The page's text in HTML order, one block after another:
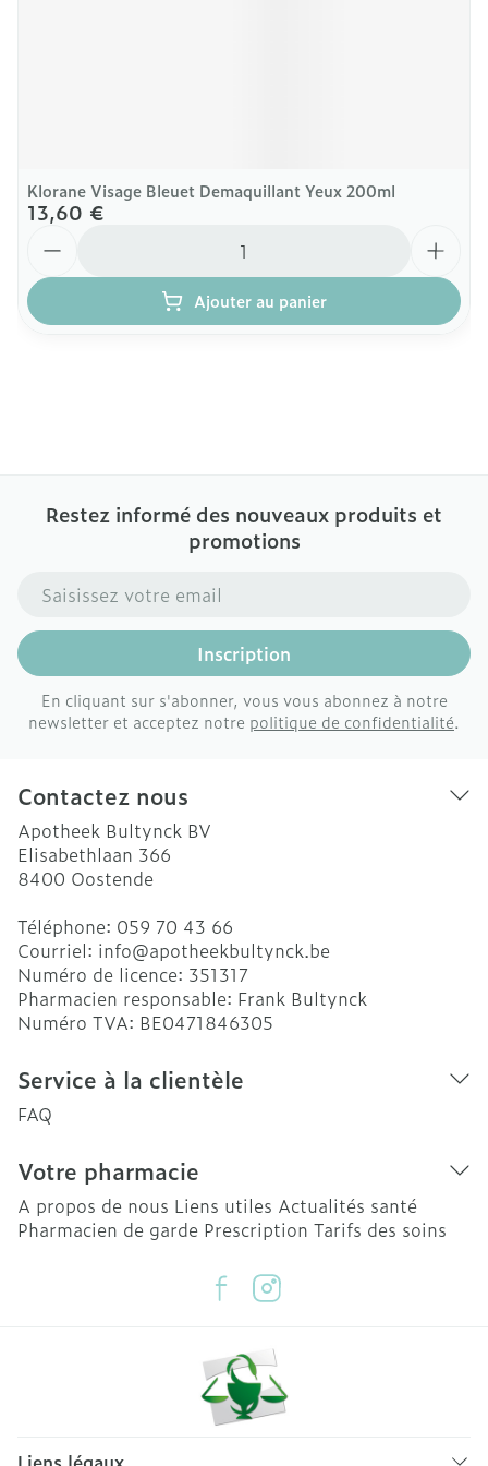
Klorane Visage Bleuet Demaquillant Yeux 200ml
13,60 €
Ajouter au panier
Restez informé des nouveaux produits et
promotions
Adresse mail
Inscription
En cliquant sur s'abonner, vous vous abonnez à notre
newsletter et acceptez notre politique de confidentialité.
Contactez nous
Apotheek Bultynck BV
Elisabethlaan 366
8400 Oostende
Téléphone: 059 70 43 66
Courriel: info@apotheekbultynck.be
Numéro de licence: 351317
Pharmacien responsable: Frank Bultynck
Numéro TVA: BE0471846305
Service à la clientèle
FAQ
Votre pharmacie
A propos de nous Liens utiles Actualités santé
Pharmacien de garde Prescription Tarifs des soins